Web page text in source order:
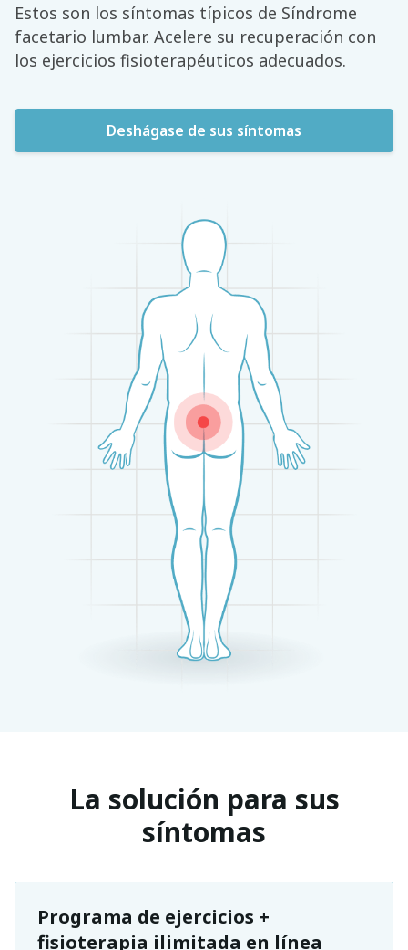
Estos son los síntomas típicos de Síndrome
facetario lumbar. Acelere su recuperación con
los ejercicios fisioterapéuticos adecuados.
Deshágase de sus síntomas
La solución para sus
síntomas
Programa de ejercicios +
fisioterapia ilimitada en línea